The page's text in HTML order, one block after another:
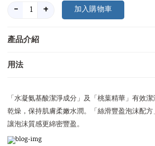
- +
產品介紹
用法
「水凝氨基酸潔淨成分」及「桃葉精華」有效
乾燥，保持肌膚柔嫩水潤。「絲滑豐盈泡沫配
讓泡沫質感更綿密豐盈。